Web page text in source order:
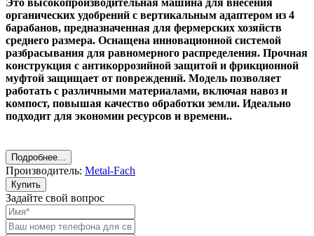
Это высокопроизводительная машина для внесения
органических удобрений с вертикальным адаптером из 4
барабанов, предназначенная для фермерских хозяйств
среднего размера. Оснащена инновационной системой
разбрасывания для равномерного распределения. Прочная
конструкция с антикоррозийной защитой и фрикционной
муфтой защищает от повреждений. Модель позволяет
работать с различными материалами, включая навоз и
компост, повышая качество обработки земли. Идеально
подходит для экономии ресурсов и времени..
Подробнее...
Производитель: Metal-Fach
Купить
Задайте свой вопрос